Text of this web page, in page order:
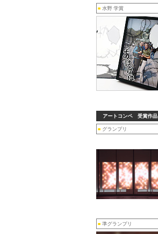
■ 水野 学賞
アートコンペ 受賞作品
■ グランプリ
■ 準グランプリ